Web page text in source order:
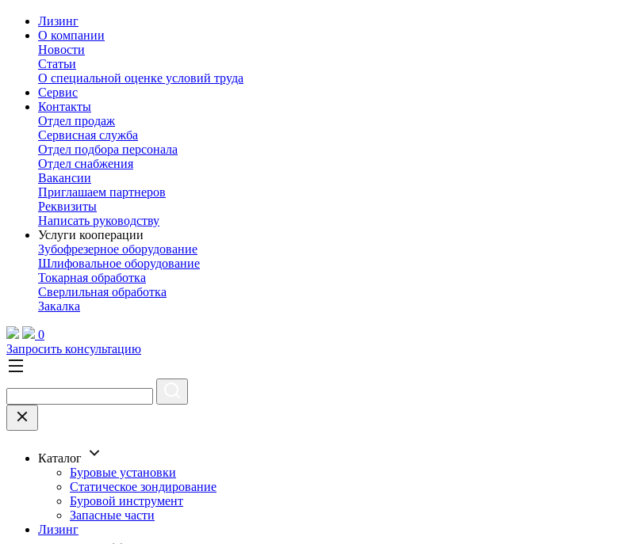
Лизинг
О компании
Новости
Статьи
О специальной оценке условий труда
Сервис
Контакты
Отдел продаж
Сервисная служба
Отдел подбора персонала
Отдел снабжения
Вакансии
Приглашаем партнеров
Реквизиты
Написать руководству
Услуги кооперации
Зубофрезерное оборудование
Шлифовальное оборудование
Токарная обработка
Cверлильная обработка
Закалка
0
Запросить консультацию
Каталог
Буровые установки
Статическое зондирование
Буровой инструмент
Запасные части
Лизинг